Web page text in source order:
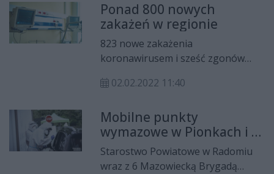
rozpoczął działalność punkt
pobrań w Iłży.
Ponad 800 nowych
zakażeń w regionie
823 nowe zakażenia
koronawirusem i sześć zgonów
sanepidy w Radomiu i regionie. - W
wolne łóżka - informuje Elżbieta
Cieślak, rzecznik Radomskiego
Szpitala Specjalistycznego.
02.02.2022 11:40
Mobilne punkty
wymazowe w Pionkach i w
Iłży
Starostwo Powiatowe w Radomiu
wraz z 6 Mazowiecką Brygadą